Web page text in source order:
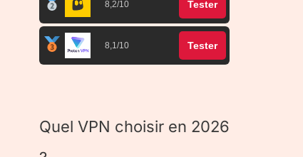
8,2/10 Tester
8,1/10 Tester
Quel VPN choisir en 2026